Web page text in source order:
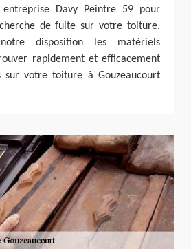
Davy Peintre 59 pour
de fuite sur votre toiture.
disposition les matériels
rapidement et efficacement
sur votre toiture à Gouzeaucourt